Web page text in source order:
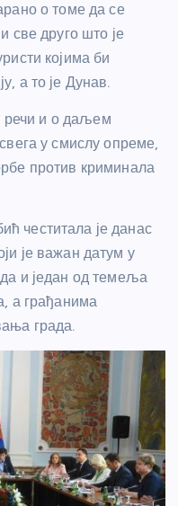
о томе да се
све друго што је
којима би
а то је Дунав.
речи и о даљем
у смислу опреме,
против криминала
честитала је данас
је важан датум у
и један од темеља
а грађанима
града.